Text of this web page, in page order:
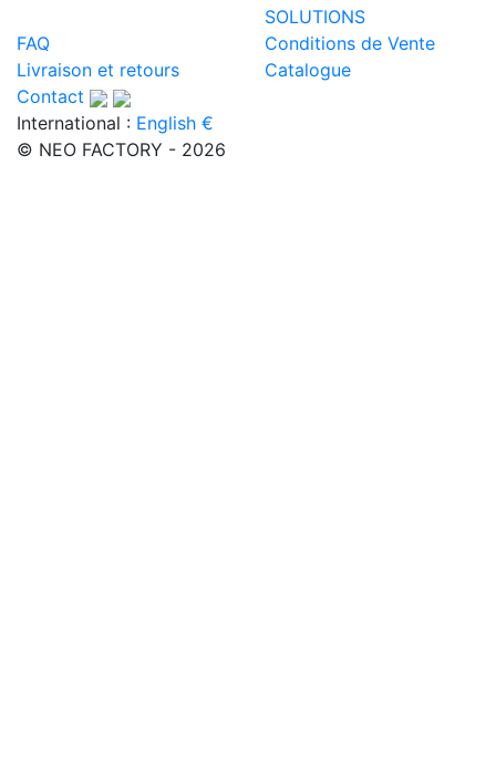
SOLUTIONS
FAQ
Conditions de Vente
Livraison et retours
Catalogue
Contact
International : English €
© NEO FACTORY - 2026